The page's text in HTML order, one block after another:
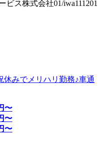
ス株式会社01/iwa111201
みでメリハリ勤務♪車通
〜
〜
〜